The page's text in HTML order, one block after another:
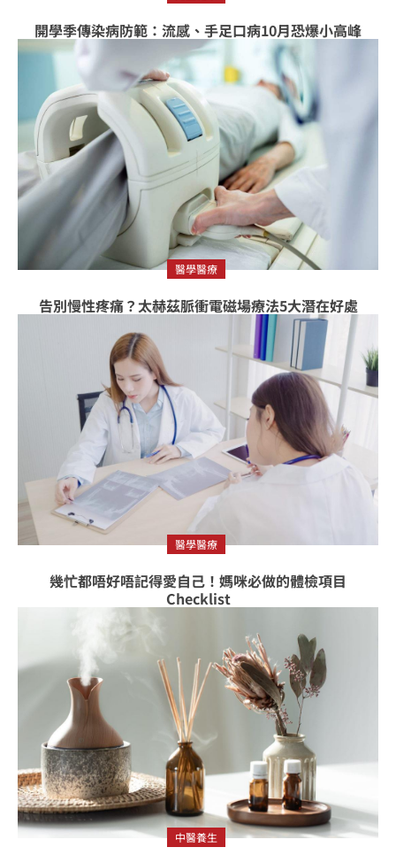
開學季傳染病防範：流感、手足口病10月恐爆小高峰
醫學醫療
告別慢性疼痛？太赫茲脈衝電磁場療法5大潛在好處
醫學醫療
幾忙都唔好唔記得愛自己！媽咪必做的體檢項目
Checklist
中醫養生